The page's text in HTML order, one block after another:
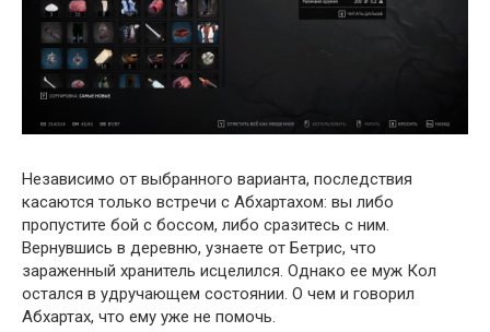
Независимо от выбранного варианта, последствия
касаются только встречи с Абхартахом: вы либо
пропустите бой с боссом, либо сразитесь с ним.
Вернувшись в деревню, узнаете от Бетрис, что
зараженный хранитель исцелился. Однако ее муж Кол
остался в удручающем состоянии. О чем и говорил
Абхартах, что ему уже не помочь.